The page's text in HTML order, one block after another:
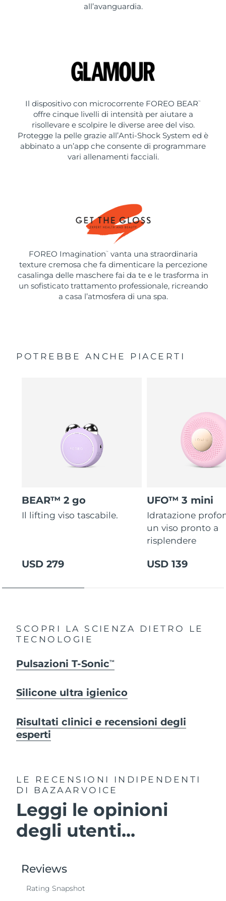
all’avanguardia.
Il dispositivo con microcorrente FOREO BEAR ™
offre cinque livelli di intensità per aiutare a
risollevare e scolpire le diverse aree del viso.
Protegge la pelle grazie all’Anti-Shock System ed è
abbinato a un’app che consente di programmare
vari allenamenti facciali.
FOREO Imagination ™
vanta una straordinaria
texture cremosa che fa dimenticare la percezione
casalinga delle maschere fai da te e le trasforma in
un sofisticato trattamento professionale, ricreando
a casa l’atmosfera di una spa.
POTREBBE ANCHE PIACERTI
BEAR™ 2 go
Il lifting viso tascabile.
USD 279
UFO™ 3 mini
Idratazione
un viso pronto a
risplendere
USD 139
SCOPRI LA SCIENZA DIETRO LE
TECNOLOGIE
Pulsazioni T-SonicTM
Silicone ultra igienico
Risultati clinici e recensioni degli
esperti
LE RECENSIONI INDIPENDENTI
DI BAZAARVOICE
Leggi le opinioni
degli utenti...